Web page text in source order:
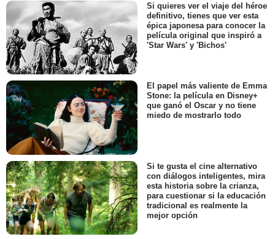
Si quieres ver el viaje del héroe
definitivo, tienes que ver esta
épica japonesa para conocer la
película original que inspiró a
'Star Wars' y 'Bichos'
El papel más valiente de Emma
Stone: la película en Disney+
que ganó el Oscar y no tiene
miedo de mostrarlo todo
Si te gusta el cine alternativo
con diálogos inteligentes, mira
esta historia sobre la crianza,
para cuestionar si la educación
tradicional es realmente la
mejor opción